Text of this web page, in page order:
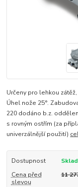
Určeny pro lehkou
Úhel nože 25°.
220 dodáno b.z.
s rovným ostřím (za
univerzálnější použití)
Dostupnost
Cena před
slevou
11